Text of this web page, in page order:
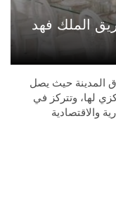
الملك فهد
المدينة حيث يصل
لها، وتتركز في
والاقتصادية